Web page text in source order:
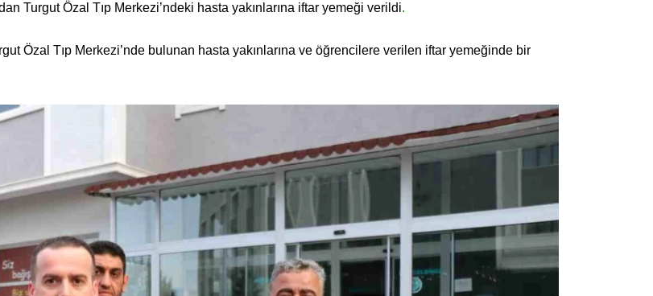
Turgut Özal Tıp Merkezi’ndeki hasta yakınlarına iftar yemeği verildi.
Özal Tıp Merkezi’nde bulunan hasta yakınlarına ve öğrencilere verilen iftar yemeğinde bir